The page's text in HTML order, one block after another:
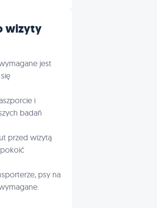
wizyty
jest
i
badań
przed wizytą
psy na